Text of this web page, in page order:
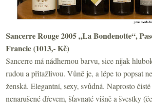
Sancerre Rouge 2005 „La Bondenotte“,
Francie (1013,- Kč)
Sancerre má nádhernou barvu, sice nijak
rudou a přitažlivou. Vůně je, a lépe to popsat
ženská. Elegantní, sexy, svůdná. Naprosto
nenarušené dřevem, šťavnaté višně a švestky